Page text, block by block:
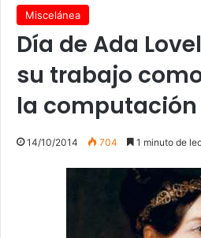
Miscelánea
Día de Ada
su trabajo
la computación
14/10/2014 704 1 minuto de